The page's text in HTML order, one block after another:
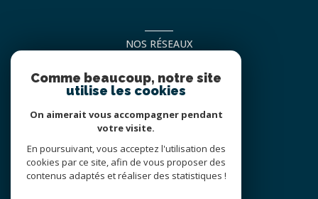
NOS RÉSEAUX
NOUS SUIVRE
Comme beaucoup, notre site
utilise les cookies
On aimerait vous accompagner pendant
votre visite.
En poursuivant, vous acceptez l'utilisation des
cookies par ce site, afin de vous proposer des
contenus adaptés et réaliser des statistiques !